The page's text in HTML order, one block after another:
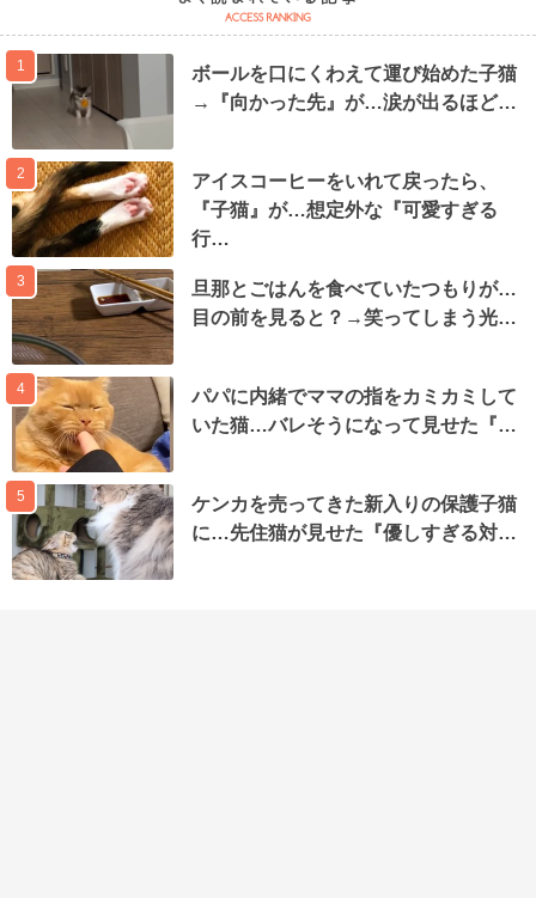
1
ボールを口にくわえて運び始めた子猫
→『向かった先』が…涙が出るほど…
2
アイスコーヒーをいれて戻ったら、
『子猫』が…想定外な『可愛すぎる
行…
3
旦那とごはんを食べていたつもりが…
目の前を見ると？→笑ってしまう光…
4
パパに内緒でママの指をカミカミして
いた猫…バレそうになって見せた『…
5
ケンカを売ってきた新入りの保護子猫
に…先住猫が見せた『優しすぎる対…